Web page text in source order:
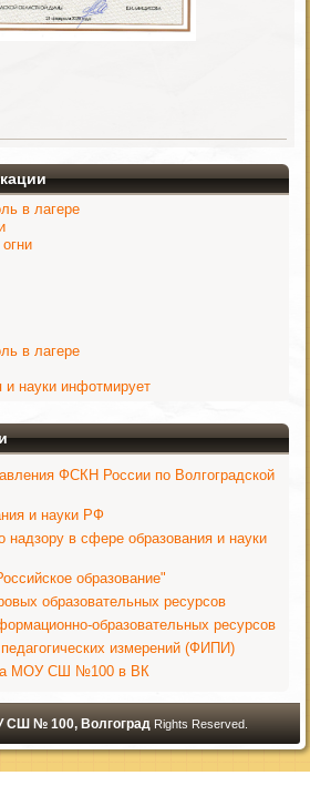
в лагере
в лагере
и науки инфотмирует
ФСКН России по Волгоградской
и науки РФ
в сфере образования и науки
образование"
образовательных ресурсов
образовательных ресурсов
измерений (ФИПИ)
МОУ СШ №100 в ВК
СШ № 100, Волгоград Rights Reserved.